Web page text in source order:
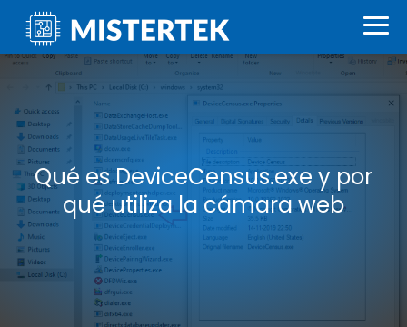
Qué es DeviceCensus.exe y por
qué utiliza la cámara web